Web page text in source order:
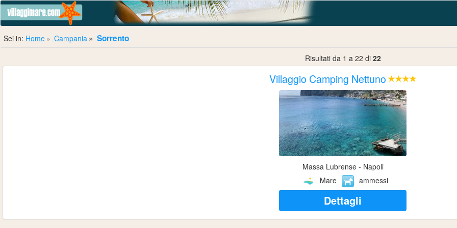
Sei in: Home Campania Sorrento
Risultati da 1 a 22 di 22
Villaggio Camping Nettuno
Massa Lubrense - Napoli
Mare
ammessi
Dettagli